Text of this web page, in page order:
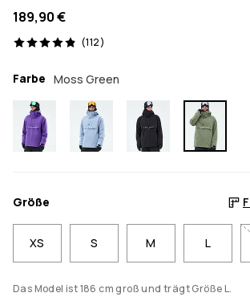
189,90 €
(112)
112 Reviews, 4.9/5
Farbe Moss Green
Größe
XS S M L
Das Model ist 186 cm groß und trägt Größe L.